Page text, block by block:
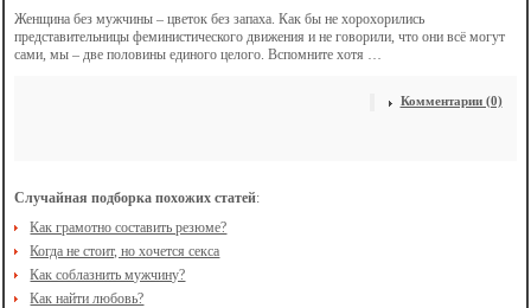
Женщина без мужчины – цветок без запаха. Как бы не хорохорились
представительницы феминистического движения и не говорили, что они всё могут
сами, мы – две половины единого целого. Вспомните хотя …
Комментарии (0)
Случайная подборка похожих статей:
Как грамотно составить резюме?
Когда не стоит, но хочется секса
Как соблазнить мужчину?
Как найти любовь?